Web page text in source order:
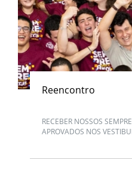
Reencontro
RECEBER NOSSOS
APROVADOS NOS